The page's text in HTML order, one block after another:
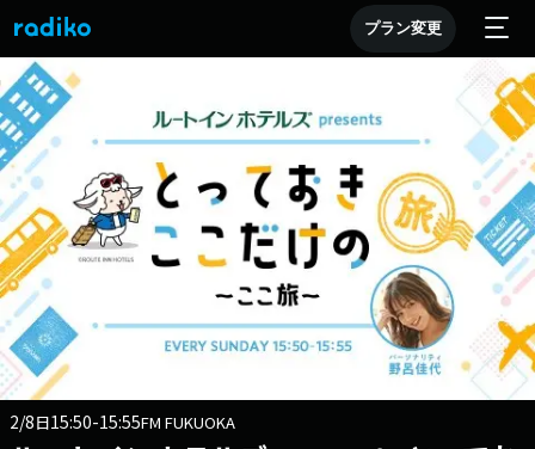
プラン変更
2/8日15:50-15:55FM FUKUOKA